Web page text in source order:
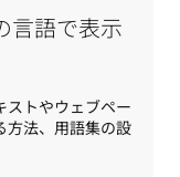
言語で表示
ストやウェブペー
方法、用語集の設